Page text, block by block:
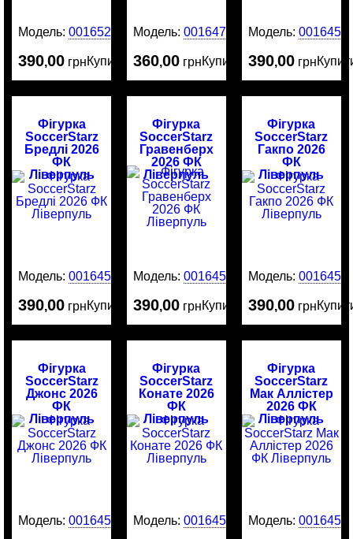
Модель:0016522
390,00 грнКупити
Модель:0016476
360,00 грнКупити
Модель: 0016456
390,00 грн
Фігурка
SoccerStarz
Бредлі 2026
ФК
Ліверпуль
Модель:0016455
390,00 грнКупити
Фігурка
SoccerStarz
Гравенберх
2026 ФК
Ліверпуль
Модель:0016454
390,00 грнКупити
Фігурка
SoccerStarz
Гакпо 2026
ФК
Ліверпуль
Модель: 0016453
390,00 грн
Фігурка
SoccerStarz
Джонс 2026
ФК
Ліверпуль
Модель:0016452
Фігурка
SoccerStarz
Конате 2026
ФК
Ліверпуль
Модель:0016451
Фігурка
SoccerStarz
Мак Аллістер
2026 ФК
Ліверпуль
Модель: 0016450